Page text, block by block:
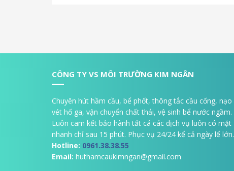
CÔNG TY VS MÔI TRƯỜNG KIM NGÂN
Chuyên hút hầm cầu, bể phốt, thông tắc cầu cống, nạo
vét hố ga, vận chuyển chất thải, vệ sinh bể nước ngầm.
Luôn cam kết bảo hành tất cá các dịch vụ luôn có mặt
nhanh chỉ sau 15 phút. Phục vụ 24/24 kể cả ngày lể lớn.
Hotline: 0961.38.38.55
Email: huthamcaukimngan@gmail.com